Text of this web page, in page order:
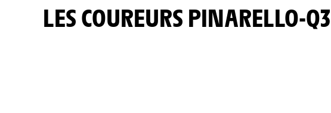
LES COUREURS PINARELLO-